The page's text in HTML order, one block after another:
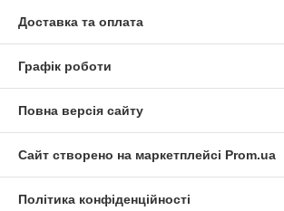
Доставка та оплата
Графік роботи
Повна версія сайту
Сайт створено на маркетплейсі Prom.ua
Політика конфіденційності